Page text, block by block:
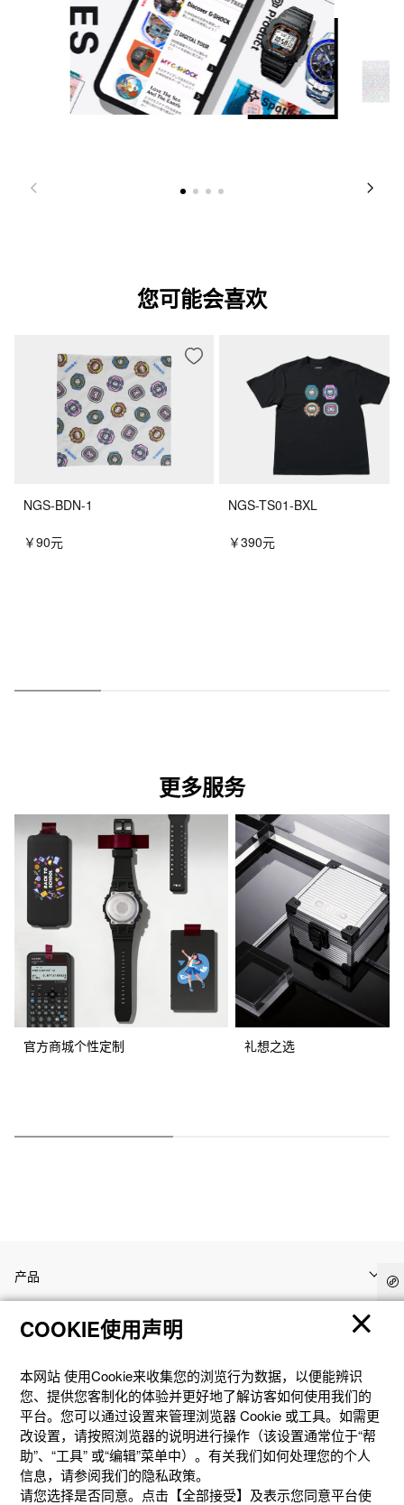
您可能会喜欢
NGS-BDN-1
￥90元
NGS-TS01-BXL
￥390元
更多服务
官方商城个性定制 礼想之选
产品
客户支持
资讯
社交媒体
COOKIE使用声明
本网站 使⽤Cookie来收集您的浏览⾏为数据，以便能辨识
您、提供您客制化的体验并更好地了解访客如何使⽤我们的
平台。您可以通过设置来管理浏览器 Cookie 或⼯具。如需更
改设置，请按照浏览器的说明进⾏操作（该设置通常位于“帮
助”、“⼯具” 或“编辑”菜单中）。有关我们如何处理您的个⼈
信息，请参阅我们的隐私政策。
请您选择是否同意。点击【全部接受】及表示您同意平台使